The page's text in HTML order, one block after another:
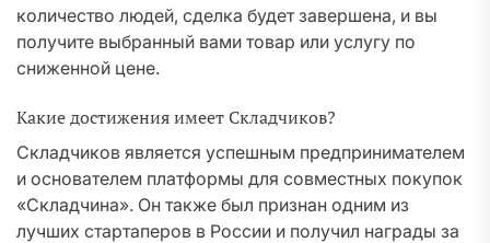
количество людей, сделка будет завершена, и вы
получите выбранный вами товар или услугу по
сниженной цене.
Какие достижения имеет Складчиков?
Складчиков является успешным предпринимателем
и основателем платформы для совместных покупок
«Складчина». Он также был признан одним из
лучших стартаперов в России и получил награды за